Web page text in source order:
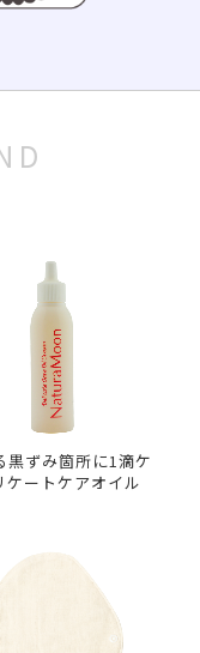
黒ずみ箇所に1滴ケ
ケートケアオイル